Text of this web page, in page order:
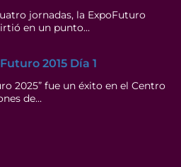
jornadas, la ExpoFuturo
en un punto…
2015 Día 1
2025” fue un éxito en el Centro
de…